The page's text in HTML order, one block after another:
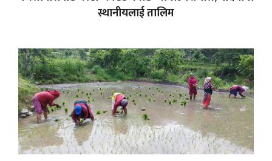
स्थानीयलाई तालिम